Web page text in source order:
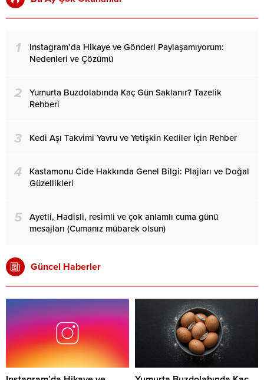
1
Instagram’da Hikaye ve Gönderi Paylaşamıyorum:
Nedenleri ve Çözümü
2
Yumurta Buzdolabında Kaç Gün Saklanır? Tazelik
Rehberi
3 Kedi Aşı Takvimi Yavru ve Yetişkin Kediler İçin Rehber
4
Kastamonu Cide Hakkında Genel Bilgi: Plajları ve Doğal
Güzellikleri
5
Ayetli, Hadisli, resimli ve çok anlamlı cuma günü
mesajları (Cumanız mübarek olsun)
Güncel Haberler